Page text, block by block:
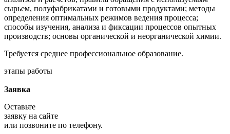
сырьем, полуфабрикатами и готовыми продуктами; методы
определения оптимальных режимов ведения процесса;
способы изучения, анализа и фиксации процессов опытных
производств; основы органической и неорганической химии.
Требуется среднее профессиональное образование.
этапы работы
Заявка
Оставьте
заявку на сайте
или позвоните по телефону.